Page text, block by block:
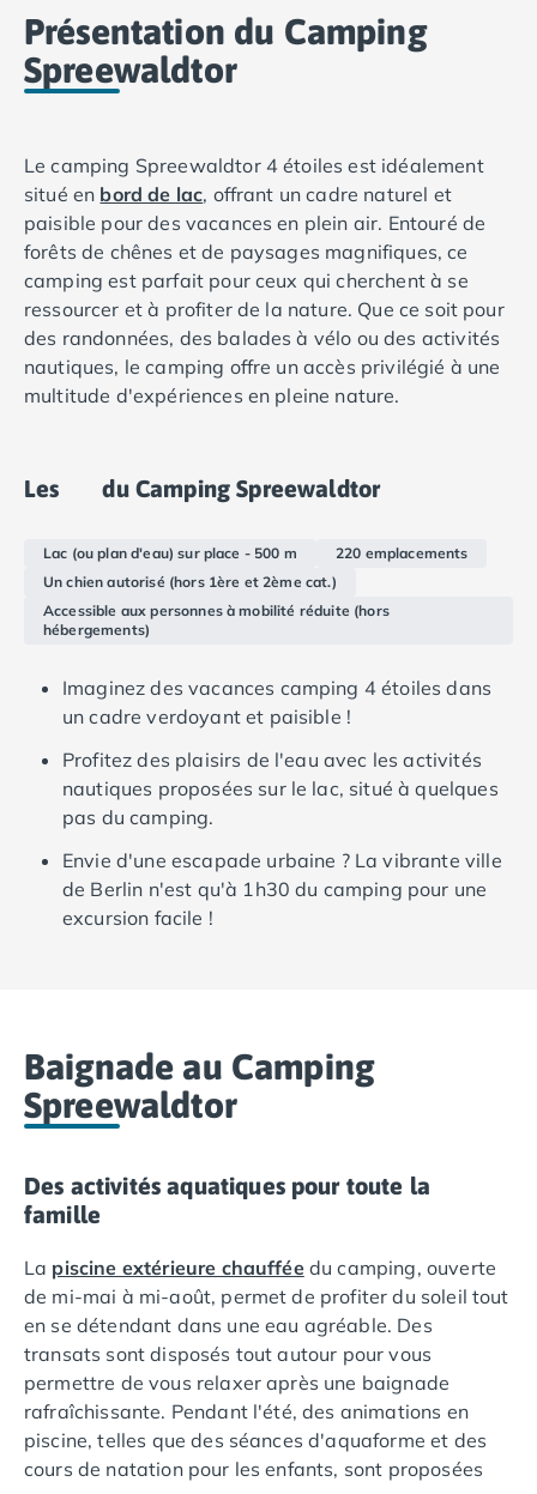
Camping Honfleur
Camping Houlgate
Camping Ouistreham
Camping Bretagne
Camping Côtes d'Armor
Camping Erquy
Camping Saint-Cast-le-Guildo
Camping Finistère
Camping Benodet
Camping Brest
Camping Carantec
Camping Concarneau
Camping Plouescat
Camping Roscoff
Camping Ille-et-Vilaine
Camping Cancale
Camping Dinard
Camping Morbihan
Camping Auray
Camping La Trinité sur Mer
Camping Locmariaquer
Camping Penestin
Camping Quiberon
Camping Sarzeau
Camping Vannes
Camping Bonifacio
Camping Porto Vecchio
Camping Haute-Corse
Camping Saint-Florent
Camping Franche-Comté
Camping Jura
Camping Clairvaux-les-Lacs
Camping Haute-Normandie
Camping Eure
Camping Ile-de-France
Camping Essonne
Camping Seine-et-Marne
Camping Val d'Oise
Présentation du Camping
Spreewaldtor
Le camping Spreewaldtor 4 étoiles est idéalement
situé en bord de lac, offrant un cadre naturel et
paisible pour des vacances en plein air. Entouré de
forêts de chênes et de paysages magnifiques, ce
camping est parfait pour ceux qui cherchent à se
ressourcer et à profiter de la nature. Que ce soit pour
des randonnées, des balades à vélo ou des activités
nautiques, le camping offre un accès privilégié à une
multitude d'expériences en pleine nature.
Les du Camping Spreewaldtor
Lac (ou plan d'eau) sur place - 500 m
220 emplacements
Un chien autorisé (hors 1ère et 2ème cat.)
Accessible aux personnes à mobilité réduite (hors
hébergements)
Imaginez des vacances camping 4 étoiles dans
un cadre verdoyant et paisible !
Profitez des plaisirs de l'eau avec les activités
nautiques proposées sur le lac, situé à quelques
pas du camping.
Envie d'une escapade urbaine ? La vibrante ville
de Berlin n'est qu'à 1h30 du camping pour une
excursion facile !
Baignade au Camping
Spreewaldtor
Des activités aquatiques pour toute la
famille
La piscine extérieure chaufféedu camping, ouverte
de mi-mai à mi-août, permet de profiter du soleil tout
en se détendant dans une eau agréable. Des
transats sont disposés tout autour pour vous
permettre de vous relaxer après une baignade
rafraîchissante. Pendant l'été, des animations en
piscine, telles que des séances d'aquaforme et des
cours de natation pour les enfants, sont proposées